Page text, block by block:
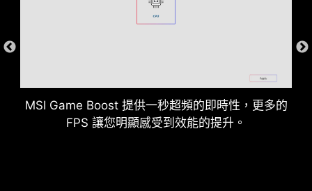
MSI Game Boost 提供一秒超頻的即時性，更多的
FPS 讓您明顯感受到效能的提升。